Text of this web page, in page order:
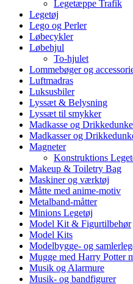
Legetæppe Trafik
Legetøj
Lego og Perler
Løbecykler
Løbehjul
To-hjulet
Lommebøger og
Luftmadras
Luksusbiler
Lyssæt & Belysning
Lyssæt til smykker
Madkasse og Drikkedunke
Madkasser og
Magneter
Konstruktions
Makeup & Toiletry Bag
Maskiner og værktøj
Måtte med anime-motiv
Metalband-måtter
Minions Legetøj
Model Kit & Figurtilbehør
Model Kits
Modelbygge- og
Mugge med Harry Potter
Musik og Alarmure
Musik- og bandfigurer